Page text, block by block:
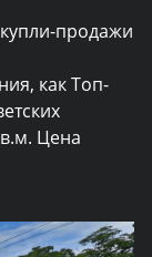
продажи
как Топ-
Цена